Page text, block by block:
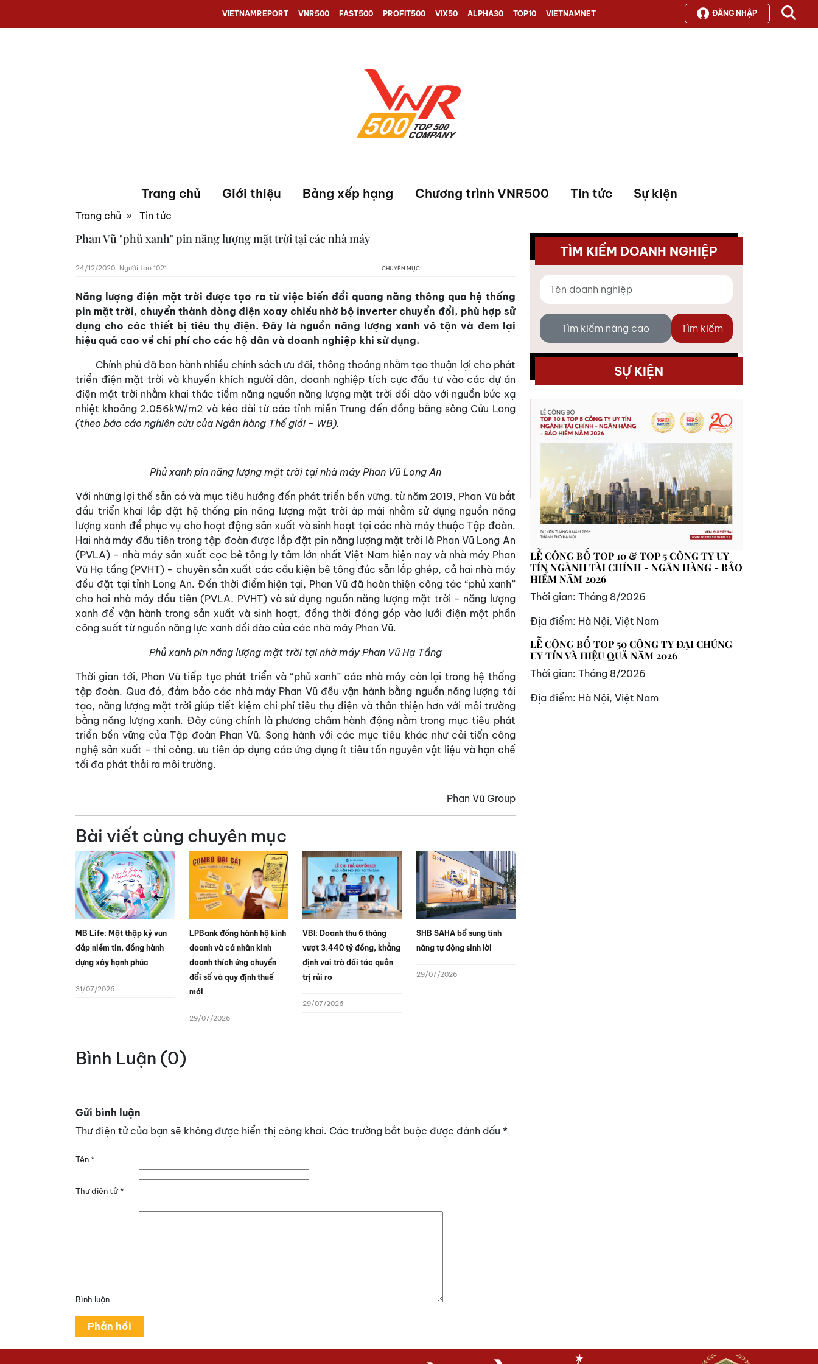
VIETNAMREPORT VNR500 FAST500 PROFIT500 VIX50 ALPHA30 TOP10 VIETNAMNET ĐĂNG NHẬP
Trang chủ Giới thiệu Bảng xếp hạng Chương trình VNR500 Tin tức Sự kiện
Trang chủ » Tin tức
Phan Vũ "phủ xanh" pin năng lượng mặt trời tại các nhà máy
24/12/2020 Người tạo 1021 CHUYÊN MỤC:
Năng lượng điện mặt trời được tạo ra từ việc biến đổi quang năng thông qua hệ thống
pin mặt trời, chuyển thành dòng điện xoay chiều nhờ bộ inverter chuyển đổi, phù hợp sử
dụng cho các thiết bị tiêu thụ điện. Đây là nguồn năng lượng xanh vô tận và đem lại
hiệu quả cao về chi phí cho các hộ dân và doanh nghiệp khi sử dụng.
Chính phủ đã ban hành nhiều chính sách ưu đãi, thông thoáng nhằm tạo thuận lợi cho phát
triển điện mặt trời và khuyến khích người dân, doanh nghiệp tích cực đầu tư vào các dự án
điện mặt trời nhằm khai thác tiềm năng nguồn năng lượng mặt trời dồi dào với nguồn bức xạ
nhiệt khoảng 2.056kW/m2 và kéo dài từ các tỉnh miền Trung đến đồng bằng sông Cửu Long
(theo báo cáo nghiên cứu của Ngân hàng Thế giới - WB).
Phủ xanh pin năng lượng mặt trời tại nhà máy Phan Vũ Long An
Với những lợi thế sẵn có và mục tiêu hướng đến phát triển bền vững, từ năm 2019, Phan Vũ bắt
đầu triển khai lắp đặt hệ thống pin năng lượng mặt trời áp mái nhằm sử dụng nguồn năng
lượng xanh để phục vụ cho hoạt động sản xuất và sinh hoạt tại các nhà máy thuộc Tập đoàn.
Hai nhà máy đầu tiên trong tập đoàn được lắp đặt pin năng lượng mặt trời là Phan Vũ Long An
(PVLA) - nhà máy sản xuất cọc bê tông ly tâm lớn nhất Việt Nam hiện nay và nhà máy Phan
Vũ Hạ tầng (PVHT) - chuyên sản xuất các cấu kiện bê tông đúc sẵn lắp ghép, cả hai nhà máy
đều đặt tại tỉnh Long An. Đến thời điểm hiện tại, Phan Vũ đã hoàn thiện công tác “phủ xanh”
cho hai nhà máy đầu tiên (PVLA, PVHT) và sử dụng nguồn năng lượng mặt trời - năng lượng
xanh để vận hành trong sản xuất và sinh hoạt, đồng thời đóng góp vào lưới điện một phần
công suất từ nguồn năng lực xanh dồi dào của các nhà máy Phan Vũ.
Phủ xanh pin năng lượng mặt trời tại nhà máy Phan Vũ Hạ Tầng
Thời gian tới, Phan Vũ tiếp tục phát triển và “phủ xanh” các nhà máy còn lại trong hệ thống
tập đoàn. Qua đó, đảm bảo các nhà máy Phan Vũ đều vận hành bằng nguồn năng lượng tái
tạo, năng lượng mặt trời giúp tiết kiệm chi phí tiêu thụ điện và thân thiện hơn với môi trường
bằng năng lượng xanh. Đây cũng chính là phương châm hành động nằm trong mục tiêu phát
triển bền vững của Tập đoàn Phan Vũ. Song hành với các mục tiêu khác như cải tiến công
nghệ sản xuất - thi công, ưu tiên áp dụng các ứng dụng ít tiêu tốn nguyên vật liệu và hạn chế
tối đa phát thải ra môi trường.
Phan Vũ Group
Bài viết cùng chuyên mục
MB Life: Một thập kỷ vun
đắp niềm tin, đồng hành
dựng xây hạnh phúc
31/07/2026
LPBank đồng hành hộ kinh
doanh và cá nhân kinh
doanh thích ứng chuyển
đổi số và quy định thuế
mới
29/07/2026
VBI: Doanh thu 6 tháng
vượt 3.440 tỷ đồng, khẳng
định vai trò đối tác quản
trị rủi ro
29/07/2026
SHB SAHA bổ sung tính
năng tự động sinh lời
29/07/2026
Bình Luận (0)
Gửi bình luận
Thư điện tử của bạn sẽ không được hiển thị công khai. Các trường bắt buộc được đánh dấu *
Tên*
Thư điện tử*
Bình luận
TÌM KIẾM DOANH NGHIỆP
Tìm kiếm nâng cao Tìm kiếm
SỰ KIỆN
LỄ CÔNG BỐ TOP 10 & TOP 5 CÔNG TY UY
TÍN NGÀNH TÀI CHÍNH - NGÂN HÀNG - BẢO
HIỂM NĂM 2026
Thời gian: Tháng 8/2026
Địa điểm: Hà Nội, Việt Nam
LỄ CÔNG BỐ TOP 50 CÔNG TY ĐẠI CHÚNG
UY TÍN VÀ HIỆU QUẢ NĂM 2026
Thời gian: Tháng 8/2026
Địa điểm: Hà Nội, Việt Nam